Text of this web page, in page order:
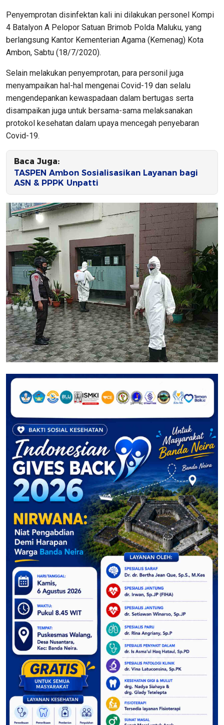
Penyemprotan disinfektan kali ini dilakukan personel Kompi
4 Batalyon A Pelopor Satuan Brimob Polda Maluku, yang
berlangsung Kantor Kementerian Agama (Kemenag) Kota
Ambon, Sabtu (18/7/2020).
Selain melakukan penyemprotan, para personil juga
menyampaikan hal-hal mengenai Covid-19 dan selalu
mengendepankan kewaspadaan dalam bertugas serta
disampaikan juga untuk bersama-sama melaksanakan
protokol kesehatan dalam upaya mencegah penyebaran
Covid-19.
Baca Juga:
TASPEN Ambon Sosialisasikan Layanan bagi
ASN & PPPK Unpatti